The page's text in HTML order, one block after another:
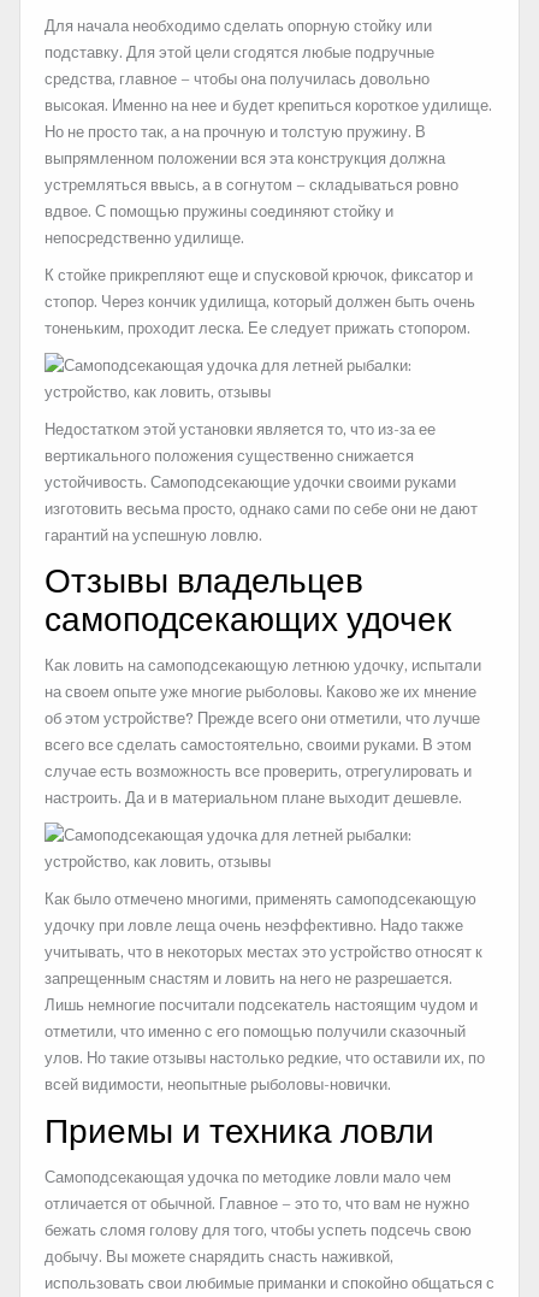
Для начала необходимо сделать опорную стойку или
подставку. Для этой цели сгодятся любые подручные
средства, главное – чтобы она получилась довольно
высокая. Именно на нее и будет крепиться короткое удилище.
Но не просто так, а на прочную и толстую пружину. В
выпрямленном положении вся эта конструкция должна
устремляться ввысь, а в согнутом – складываться ровно
вдвое. С помощью пружины соединяют стойку и
непосредственно удилище.
К стойке прикрепляют еще и спусковой крючок, фиксатор и
стопор. Через кончик удилища, который должен быть очень
тоненьким, проходит леска. Ее следует прижать стопором.
Недостатком этой установки является то, что из-за ее
вертикального положения существенно снижается
устойчивость. Самоподсекающие удочки своими руками
изготовить весьма просто, однако сами по себе они не дают
гарантий на успешную ловлю.
Отзывы владельцев
самоподсекающих удочек
Как ловить на самоподсекающую летнюю удочку, испытали
на своем опыте уже многие рыболовы. Каково же их мнение
об этом устройстве? Прежде всего они отметили, что лучше
всего все сделать самостоятельно, своими руками. В этом
случае есть возможность все проверить, отрегулировать и
настроить. Да и в материальном плане выходит дешевле.
Как было отмечено многими, применять самоподсекающую
удочку при ловле леща очень неэффективно. Надо также
учитывать, что в некоторых местах это устройство относят к
запрещенным снастям и ловить на него не разрешается.
Лишь немногие посчитали подсекатель настоящим чудом и
отметили, что именно с его помощью получили сказочный
улов. Но такие отзывы настолько редкие, что оставили их, по
всей видимости, неопытные рыболовы-новички.
Приемы и техника ловли
Самоподсекающая удочка по методике ловли мало чем
отличается от обычной. Главное – это то, что вам не нужно
бежать сломя голову для того, чтобы успеть подсечь свою
добычу. Вы можете снарядить снасть наживкой,
использовать свои любимые приманки и спокойно общаться с